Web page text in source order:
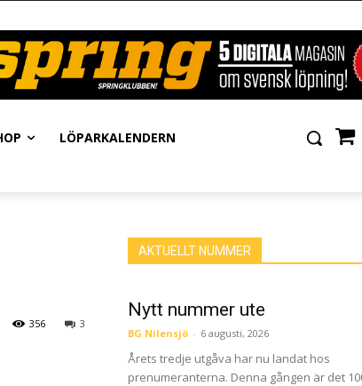
LÖPARKALENDERN
3
356
AKTUELLT NUMMER
Nytt nummer ute
BG Nilensjö - 6 augusti, 2026
Årets tredje utgåva har nu landat hos
prenumeranterna. Denna gången är det